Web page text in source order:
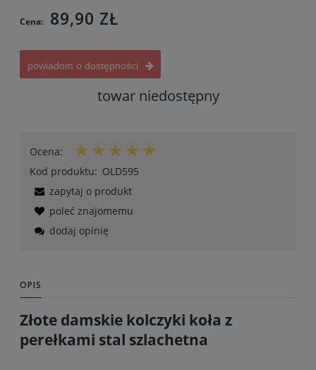
Cena: 89,90 ZŁ
powiadom o dostępności
towar niedostępny
Ocena:
Kod produktu: OLD595
zapytaj o produkt
poleć znajomemu
dodaj opinię
OPIS
Złote damskie kolczyki koła z
perełkami stal szlachetna